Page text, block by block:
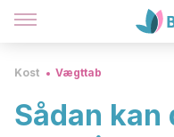
Kost Vægttab
Sådan